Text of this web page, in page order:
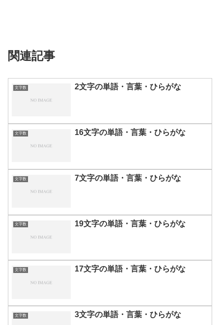
関連記事
文字数 2文字の単語・言葉・ひらがな
文字数 16文字の単語・言葉・ひらがな
文字数 7文字の単語・言葉・ひらがな
文字数 19文字の単語・言葉・ひらがな
文字数 17文字の単語・言葉・ひらがな
文字数 3文字の単語・言葉・ひらがな